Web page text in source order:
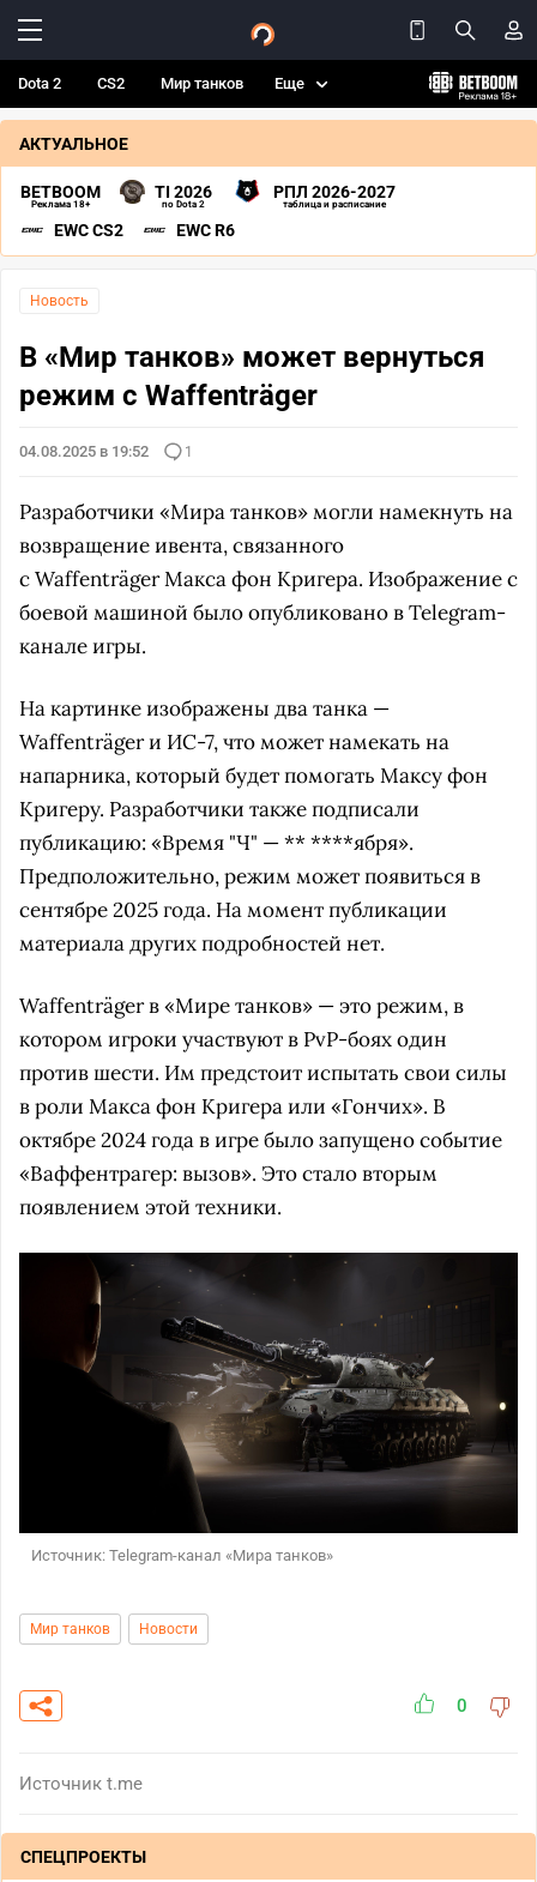
Dota 2 CS2 Мир танков Еще
АКТУАЛЬНОЕ
BETBOOM
Реклама 18+
TI 2026
по Dota 2
РПЛ 2026-2027
таблица и расписание
EWC CS2 EWC R6
Новость
В «Мир танков» может вернуться
режим с Waffenträger
04.08.2025 в 19:52 1
Разработчики «Мира танков» могли намекнуть на
возвращение ивента, связанного
с Waffenträger Макса фон Кригера. Изображение с
боевой машиной было опубликовано в Telegram-
канале игры.
На картинке изображены два танка —
Waffenträger и ИС-7, что может намекать на
напарника, который будет помогать Максу фон
Кригеру. Разработчики также подписали
публикацию: «Время "Ч" — ** ****ября».
Предположительно, режим может появиться в
сентябре 2025 года. На момент публикации
материала других подробностей нет.
Waffenträger в «Мире танков» — это режим, в
котором игроки участвуют в PvP-боях один
против шести. Им предстоит испытать свои силы
в роли Макса фон Кригера или «Гончих». В
октябре 2024 года в игре было запущено событие
«Ваффентрагер: вызов». Это стало вторым
появлением этой техники.
Источник: Telegram-канал «Мира танков»
Мир танков Новости
0
Источник t.me
СПЕЦПРОЕКТЫ